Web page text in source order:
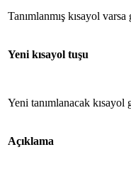
Tanımlanmış kısayol varsa
Yeni kısayol tuşu
Yeni tanımlanacak kısayol
Açıklama